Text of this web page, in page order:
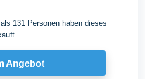
131 Personen haben dieses
Angebot